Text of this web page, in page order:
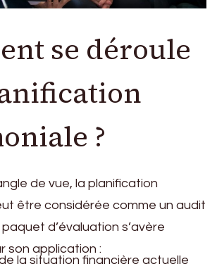
se déroule
?
de vue, la planification
être considérée comme un audit
d’évaluation s’avère
son application :
la situation financière actuelle